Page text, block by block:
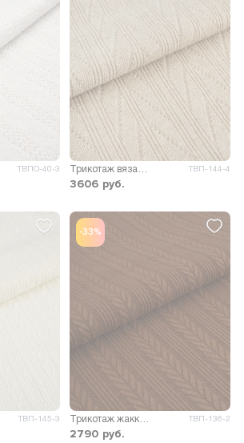
ТВПО-40-3 ТВП-144-4
3606 руб.
ТВП-145-3
-33%
Трикотаж жаккард Вильма ТВП-136-2
2790 руб.